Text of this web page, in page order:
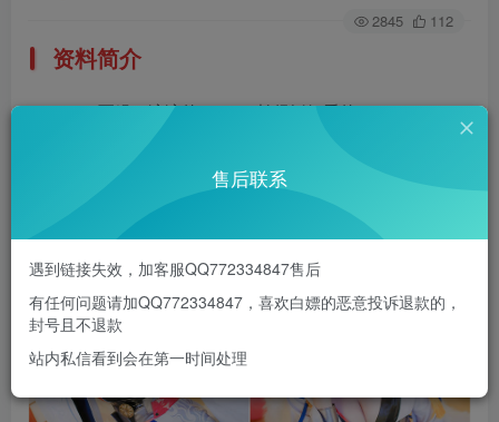
2845 112
资料简介
Arty亞緹，湾湾的coser，长得挺好看的。
部分预览 售后联系
遇到链接失效，加客服QQ772334847售后
有任何问题请加QQ772334847，喜欢白嫖的恶意投诉退款的，
封号且不退款
站内私信看到会在第一时间处理